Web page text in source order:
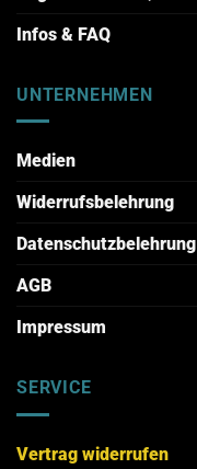
Infos & FAQ
UNTERNEHMEN
Medien
Widerrufsbelehrung
Datenschutzbelehrung
AGB
Impressum
SERVICE
Vertrag widerrufen